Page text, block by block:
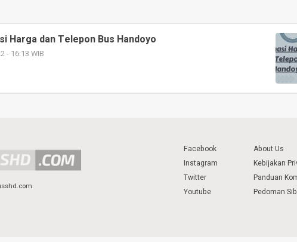
Harga dan Telepon Bus Handoyo
- 16:13 WIB
Facebook
Instagram
Twitter
Youtube
About Us
Kebijakan
Panduan
Pedoman